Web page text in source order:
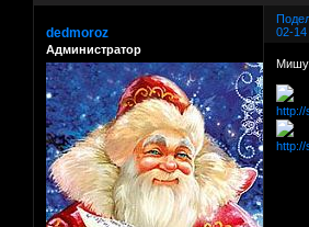
02-14
dedmoroz
Администратор